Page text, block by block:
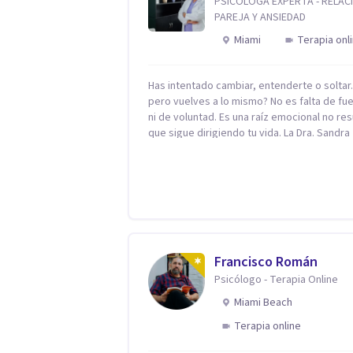
PAREJA Y ANSIEDAD
Miami
Terapia
Has intentado cambiar, entenderte o
pero vuelves a lo mismo? No es falta de
ni de voluntad. Es una raíz emocional no
que sigue dirigiendo tu vida. La Dra. Sandra
complejos. Su enfoque terapéutico se
diferencia por una premisa clara: no trabaja
síntoma, trabaja la raíz que lo origina. Su
metodología interviene en tres niveles:
regulación del sistema emocional,
Francisco Román
Psicólogo - Terapia Online
Miami Beach
Terapia online